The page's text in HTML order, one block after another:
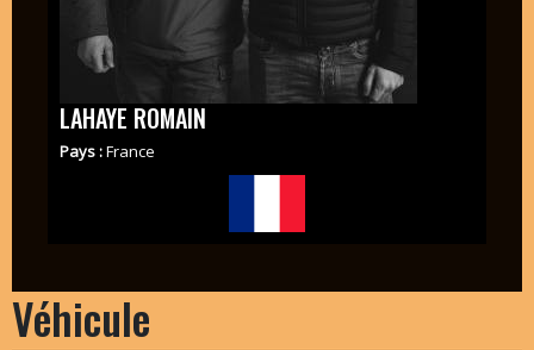
LAHAYE ROMAIN
Pays :France
Véhicule